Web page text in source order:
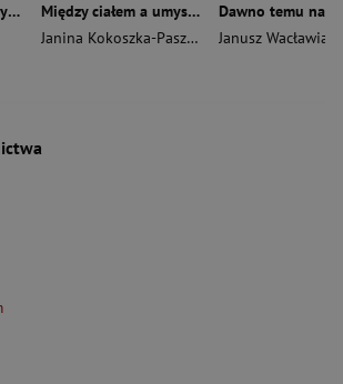
O naśladowaniu Chrystusa wyd. 2026
Między ciałem a umysłem
Janina Kokoszka-Paszkot
Piotr Wierzbiński
Janusz Wacławiak